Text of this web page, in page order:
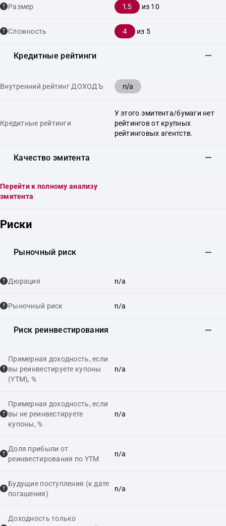
Размер 1.5 из 10
Сложность 4 из 5
Кредитные рейтинги
Внутренний рейтинг ДОХОДЪ n/a
Кредитные рейтинги
У этого эмитента/бумаги нет
рейтингов от крупных
рейтинговых агентств.
Качество эмитента
Перейти к полному анализу
эмитента
Риски
Рыночный риск
Дюрация n/a
Рыночный риск n/a
Риск реинвестирования
Примерная доходность, если
вы реинвестируете купоны
(YTM), %
n/a
Примерная доходность, если
вы не реинвестируете
купоны, %
n/a
Доля прибыли от
реинвестирования по YTM
n/a
Будущие поступления (к дате
погашения)
n/a
Доходность только